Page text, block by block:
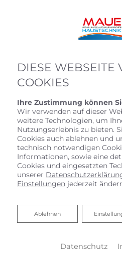
HEIZKÖRPER
DIESE WEBSEITE
COOKIES
Ihre Zustimmung können
Wir verwenden auf dieser
weitere Technologien, um
Nutzungserlebnis zu bieten.
Cookies auch ablehnen und
technisch notwendigen
Informationen, sowie eine
Cookies und eingesetzten
unserer
Einstellungen jederzeit
Ablehnen
Ablehnen
Datenschutz